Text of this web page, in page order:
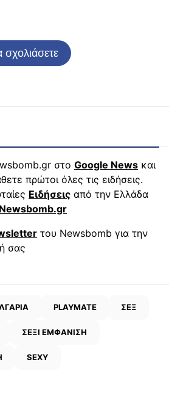
σχολιάσετε
στο Google News και
πρώτοι όλες τις ειδήσεις.
Ειδήσεις από την Ελλάδα
Newsbomb.gr
του Newsbomb για την
σας
PLAYMATE ΣΕΞ
ΣΕΞΙ ΕΜΦΑΝΙΣΗ
SEXY